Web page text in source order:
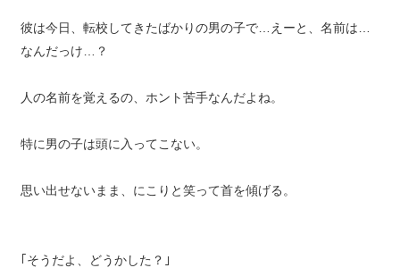
彼は今日、転校してきたばかりの男の子で…えーと、名前は…
なんだっけ…？
人の名前を覚えるの、ホント苦手なんだよね。
特に男の子は頭に入ってこない。
思い出せないまま、にこりと笑って首を傾げる。
｢そうだよ、どうかした？｣